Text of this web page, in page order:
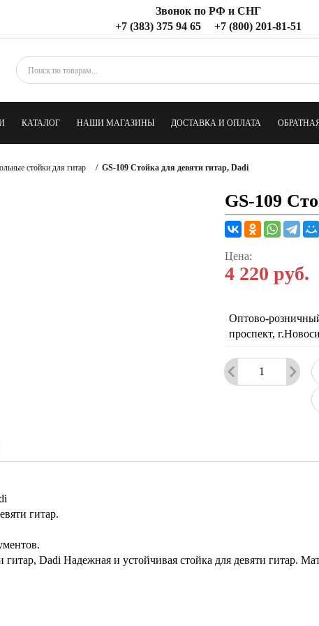
Звонок по РФ и СНГ
+7 (383) 375 94 65
+7 (800) 201-81-51
КАТАЛОГ НАШИ МАГАЗИНЫ ДОСТАВКА И ОПЛАТА
БЛОГстойки для гитар / GS-109 Стойка для девяти гитар, Dadi
GS-109
Цена:
4 220 руб.
Оптово-
проспект,
гитар.
Dadi Надежная и устойчивая стойка для девяти гитар.